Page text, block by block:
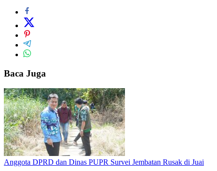
Baca Juga
Anggota DPRD dan Dinas PUPR Survei Jembatan Rusak di Juai